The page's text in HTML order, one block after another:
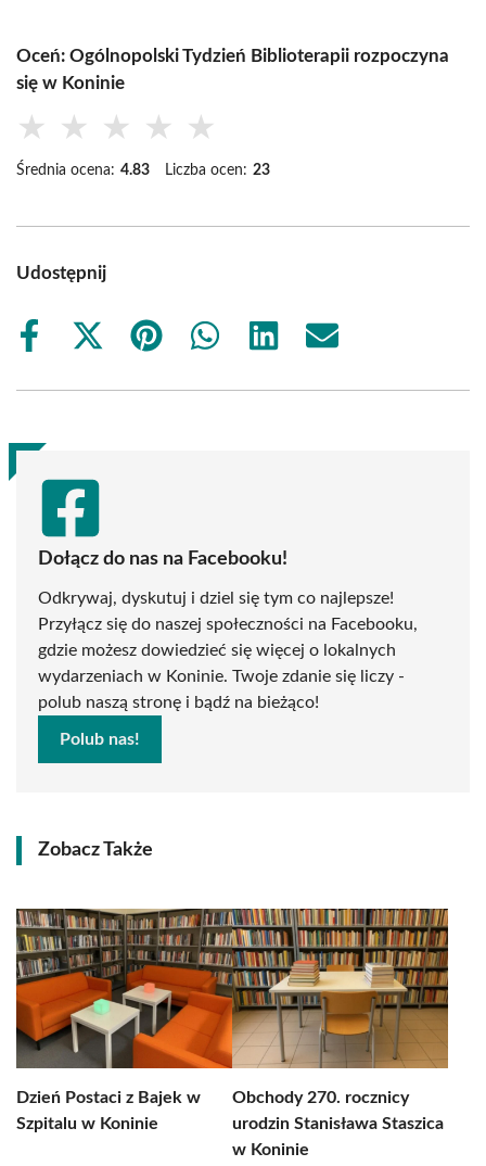
Oceń: Ogólnopolski Tydzień Biblioterapii rozpoczyna
się w Koninie
★ ★ ★ ★ ★
Średnia ocena: 4.83 Liczba ocen: 23
Udostępnij
Share
Share
(Twitter)
Share
Share
Share
Share
Dołącz do nas na Facebooku!
Odkrywaj, dyskutuj i dziel się tym co najlepsze!
Przyłącz się do naszej społeczności na Facebooku,
gdzie możesz dowiedzieć się więcej o lokalnych
wydarzeniach w Koninie. Twoje zdanie się liczy -
polub naszą stronę i bądź na bieżąco!
Polub nas!
Zobacz Także
Dzień Postaci z Bajek w
Szpitalu w Koninie
Obchody 270. rocznicy
urodzin Stanisława Staszica
w Koninie